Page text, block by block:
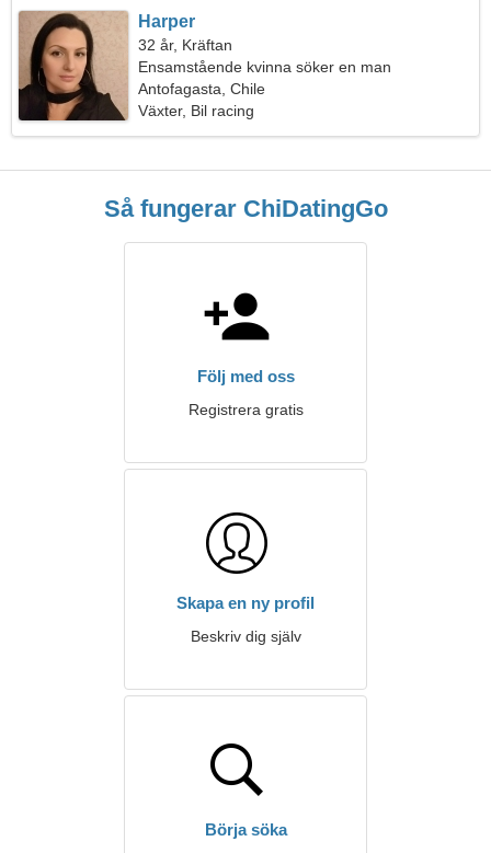
Harper
32 år, Kräftan
Ensamstående kvinna söker en man
Antofagasta, Chile
Växter, Bil racing
Så fungerar ChiDatingGo
Följ med oss
Registrera gratis
Skapa en ny profil
Beskriv dig själv
Börja söka